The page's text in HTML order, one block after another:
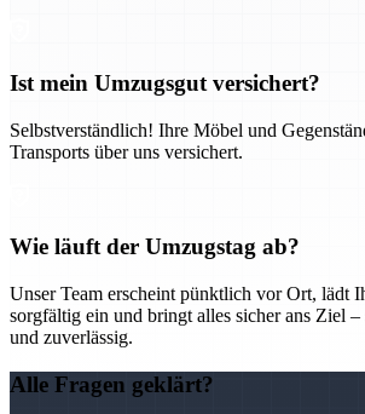
Ist mein Umzugsgut versichert?
Selbstverständlich! Ihre Möbel und
Transports über uns versichert.
Wie läuft der Umzugstag ab?
Unser Team erscheint pünktlich vor Ort, lädt
sorgfältig ein und bringt alles sicher ans Ziel
und zuverlässig.
Alle Fragen geklärt?